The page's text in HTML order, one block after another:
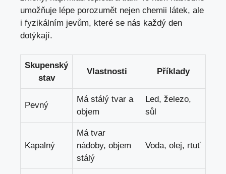
umožňuje lépe porozumět nejen chemii látek, ale
i fyzikálním jevům, které se nás každý den
dotýkají.
Skupenský
stav
Vlastnosti Příklady
Pevný
Má stálý tvar a
objem
Led, železo,
sůl
Kapalný
Má tvar
nádoby, objem
stálý
Voda, olej, rtuť